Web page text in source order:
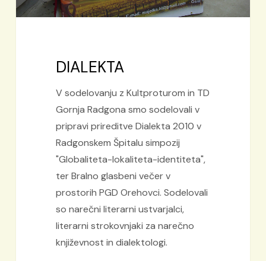
DIALEKTA
V sodelovanju z Kultproturom in TD
Gornja Radgona smo sodelovali v
pripravi prireditve Dialekta 2010 v
Radgonskem Špitalu simpozij
"Globaliteta-lokaliteta-identiteta",
ter Bralno glasbeni večer v
prostorih PGD Orehovci. Sodelovali
so narečni literarni ustvarjalci,
literarni strokovnjaki za narečno
književnost in dialektologi.